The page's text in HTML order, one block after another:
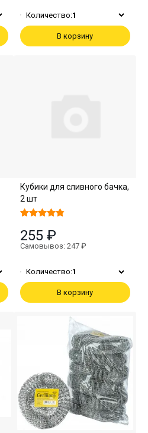
Количество:1
В корзину
Кубики для сливного бачка,
2 шт
255 ₽
Самовывоз: 247 ₽
Количество:1
В корзину